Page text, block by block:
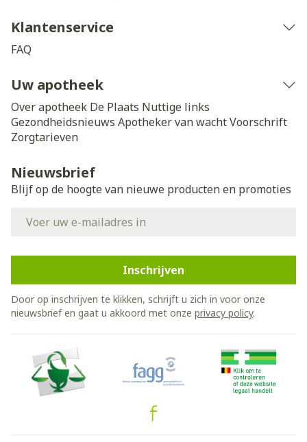
Klantenservice
FAQ
Uw apotheek
Over apotheek De Plaats Nuttige links
Gezondheidsnieuws Apotheker van wachtVoorschrift
Zorgtarieven
Nieuwsbrief
Blijf op de hoogte van nieuwe producten en promoties
Inschrijven
Door op inschrijven te klikken, schrijft u zich in voor onze
nieuwsbrief en gaat u akkoord met onze privacy policy.